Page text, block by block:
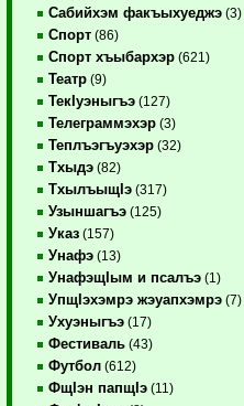
Сабийхэм факъыхуеджэ (3)
Спорт (86)
Спорт хъыбархэр (621)
Театр (9)
ТекIуэныгъэ (127)
Телеграммэхэр (3)
Теплъэгъуэхэр (32)
Тхыдэ (82)
ТхылъыщIэ (317)
Узыншагъэ (125)
Указ (157)
Унафэ (13)
УнафэщIым и псалъэ (1)
УпщIэхэмрэ жэуапхэмрэ (7)
Ухуэныгъэ (17)
Фестиваль (43)
Футбол (612)
ФщIэн папщIэ (11)